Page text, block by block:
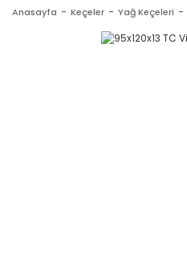
Anasayfa Keçeler Yağ Keçeleri